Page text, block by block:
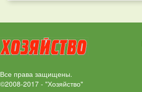
Все права защищены.
©2008-2017 - "Хозяйство"